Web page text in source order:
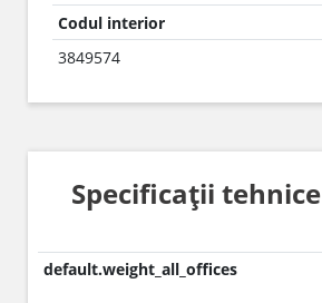
Codul interior
3849574
Specificații tehnice
default.weight_all_offices